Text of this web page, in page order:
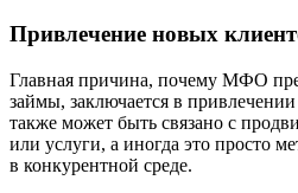
Привлечение новых
Главная причина, почему МФО
займы, заключается в
также может быть связано с
или услуги, а иногда это просто
в конкурентной среде.